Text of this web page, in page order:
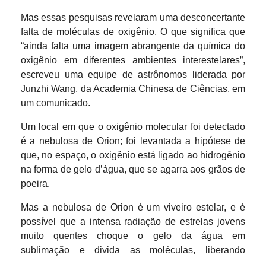
Mas essas pesquisas revelaram uma desconcertante
falta de moléculas de oxigênio. O que significa que
“ainda falta uma imagem abrangente da química do
oxigênio em diferentes ambientes interestelares”,
escreveu uma equipe de astrônomos liderada por
Junzhi Wang, da Academia Chinesa de Ciências, em
um comunicado.
Um local em que o oxigênio molecular foi detectado
é a nebulosa de Orion; foi levantada a hipótese de
que, no espaço, o oxigênio está ligado ao hidrogênio
na forma de gelo d’água, que se agarra aos grãos de
poeira.
Mas a nebulosa de Orion é um viveiro estelar, e é
possível que a intensa radiação de estrelas jovens
muito quentes choque o gelo da água em
sublimação e divida as moléculas, liberando